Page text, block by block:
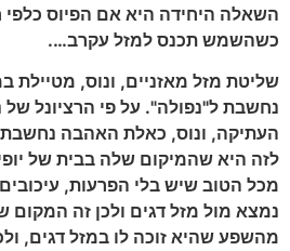
השאלה היחידה היא אם הפיוס כלפי
כשהשמש תכנס למזל עקרב….
שליטת מזל מאזניים, ונוס, מטיילת
נחשבת ל"נפולה". על פי הרציונל של
העתיקה, ונוס, כאלת האהבה
לזה היא שהמיקום שלה בבית של
מכל הטוב שיש בלי הפרעות,
נמצא מול מזל דגים ולכן זה המקום
מהשפע שהיא זוכה לו במזל דגים,